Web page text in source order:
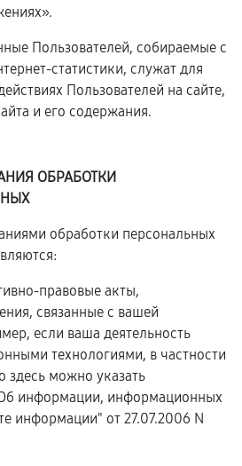
Пользователей, собираемые с
статистики, служат для
Пользователей на сайте,
и его содержания.
ОБРАБОТКИ
обработки персональных
правовые акты,
связанные с вашей
если ваша деятельность
технологиями, в частности
здесь можно указать
информации, информационных
информации" от 27.07.2006 N